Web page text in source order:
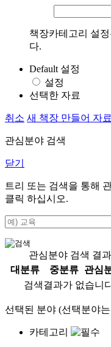
책장카테고리 설
다.
Default 설정
설정
선택한 자료
취소 새 책장 만들어 자료
관심분야 검색
닫기
트리 또는 검색을 통해
클릭 하십시오.
관심분야 검색 결과
대분류
중분류
관심
검색결과가 없습니
선택된 분야 (선택분야
카테고리